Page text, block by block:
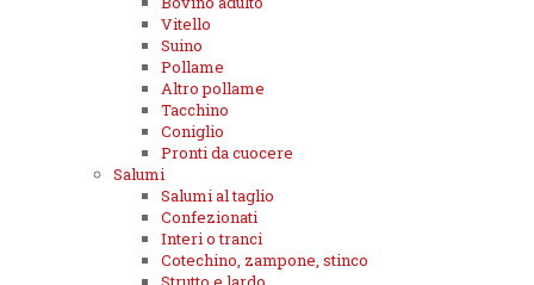
Vitello
Suino
Pollame
Altro pollame
Tacchino
Coniglio
Pronti da cuocere
Salumi
Salumi al taglio
Confezionati
Interi o tranci
Cotechino, zampone, stinco